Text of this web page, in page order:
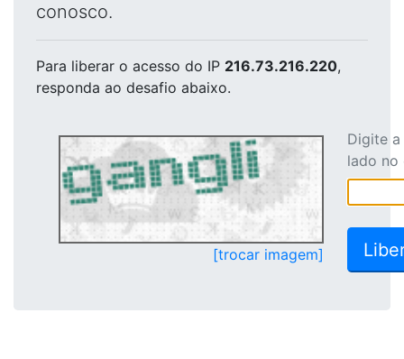
conosco.
Para liberar o acesso do IP 216.73.216.220,
responda ao desafio abaixo.
[trocar imagem]
Digite
lado no